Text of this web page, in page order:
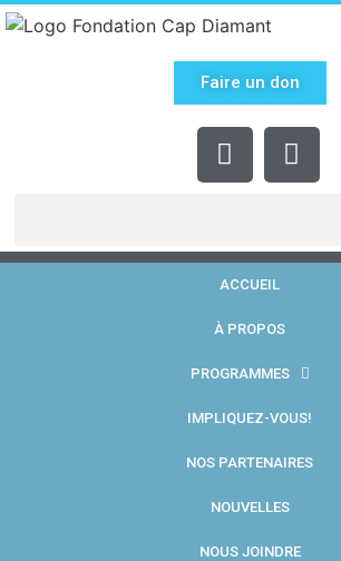
Faire un don
ACCUEIL
À PROPOS
PROGRAMMES
IMPLIQUEZ-VOUS!
NOS PARTENAIRES
NOUVELLES
NOUS JOINDRE